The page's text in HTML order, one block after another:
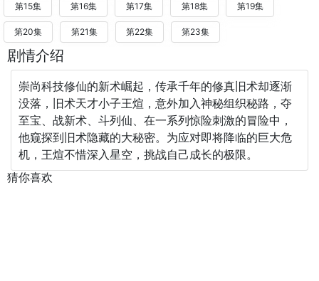
第15集 第16集 第17集 第18集 第19集
第20集 第21集 第22集 第23集
剧情介绍
崇尚科技修仙的新术崛起，传承千年的修真旧术却逐渐
没落，旧术天才小子王煊，意外加入神秘组织秘路，夺
至宝、战新术、斗列仙、在一系列惊险刺激的冒险中，
他窥探到旧术隐藏的大秘密。为应对即将降临的巨大危
机，王煊不惜深入星空，挑战自己成长的极限。
猜你喜欢